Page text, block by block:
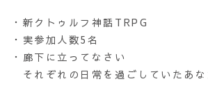
・新クトゥルフ神話TRPG
・実参加人数5名
・廊下に立ってなさい
それぞれの日常を過ごしていたあ